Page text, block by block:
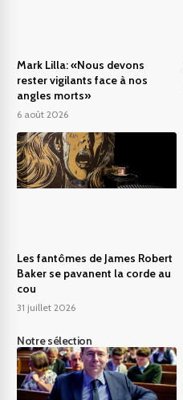
Mark Lilla: «Nous devons
rester vigilants face à nos
angles morts»
6 août 2026
Les fantômes de James Robert
Baker se pavanent la corde au
cou
31 juillet 2026
Notre sélection